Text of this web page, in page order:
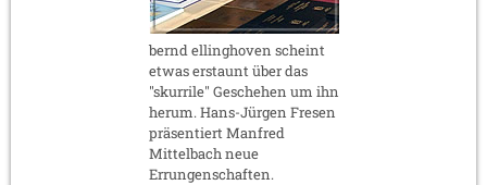
bernd ellinghoven scheint
etwas erstaunt über das
"skurrile" Geschehen um ihn
herum. Hans-Jürgen Fresen
präsentiert Manfred
Mittelbach neue
Errungenschaften.